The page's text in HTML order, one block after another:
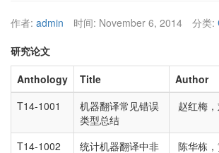
作者: admin 时间: November 6, 2014 分类:
研究论文
Anthology
Title Author
T14-1001
机器翻译常见错误
类型总结
赵红梅
T14-1002
统计机器翻译中非
陈华栋